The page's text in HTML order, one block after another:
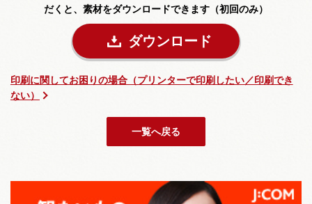
だくと、素材をダウンロードできます（初回のみ）
ダウンロード
印刷に関してお困りの場合（プリンターで印刷したい／印刷でき
ない）
一覧へ戻る